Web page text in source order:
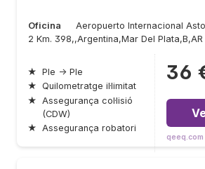
Oficina
Aeropuerto Internacional
2 Km. 398,,Argentina,Mar Del Plata,B,AR
★ Ple → Ple
★ Quilometratge il·limitat
★ Assegurança col·lisió
(CDW)
★ Assegurança robatori
36
qeeq.com